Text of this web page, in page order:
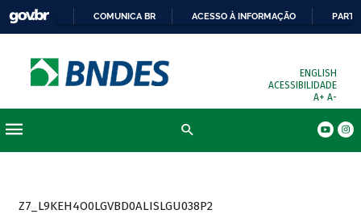
COMUNICA BR ACESSO À INFORMAÇÃO
ENGLISH
ACESSIBILIDADE
A+ A-
Z7_L9KEH4O0LGVBD0ALISLGU038P2